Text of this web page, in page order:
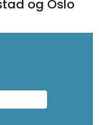
og Oslo